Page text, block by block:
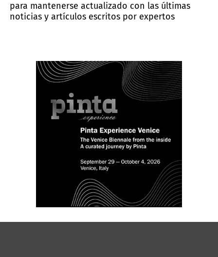
para mantenerse actualizado con las últimas
noticias y artículos escritos por expertos